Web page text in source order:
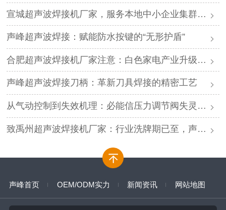
宣城超声波焊接机厂家，服务本地中小企业集群，声峰ODM贴牌助您轻装上阵
声峰超声波焊接：赋能防水按键的“无形护盾”
合肥超声波焊接机厂家注意：白色家电产业升级，声峰源头工厂诚邀加盟
声峰超声波焊接刀柄：革新刀具焊接的精密工艺
从气动控制到失效机理：必能信压力调节阀失灵的深度解析与专业修复
致禹州超声波焊接机厂家：行业洗牌期已至，声峰源头工厂邀您抱团取暖
声峰首页 OEM/ODM实力 新闻资讯 网站地图